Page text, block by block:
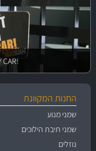
!DON'T TOUCH MY CAR
החנות המקוונת
שמני מנוע
שמני תיבת הילוכים
נוזלים